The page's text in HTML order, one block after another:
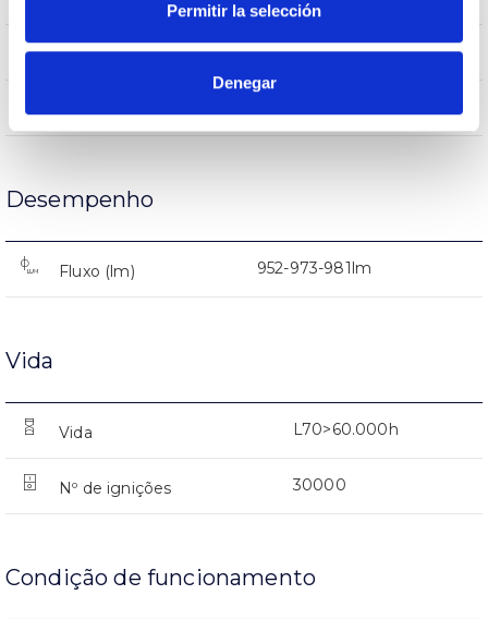
Permitir la selección
Denegar
Cor do corpo BLANCO
Corpo
Desempenho
Fluxo (lm) 952-973-981lm
Vida
Vida L70>60.000h
Nº de ignições 30000
Condição de funcionamento